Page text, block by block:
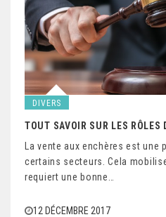
DIVERS
TOUT SAVOIR SUR LES RÔLES
La vente aux enchères est
certains secteurs. Cela
requiert une bonne…
12 DÉCEMBRE 2017